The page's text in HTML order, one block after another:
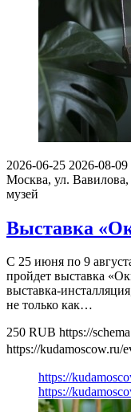
2026-06-25 2026-08-09
Москва, ул. Вавилова,
музей
Выставка
С 25 июня по 9
пройдет выставка
выставка-
не только как…
250 RUB https://
https://kudamoscow.ru/
https://
https://